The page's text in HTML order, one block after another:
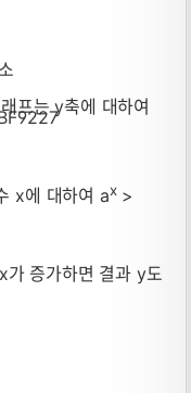
프는 y축에 대하여
x에 대하여 ax>
가 증가하면 결과 y도